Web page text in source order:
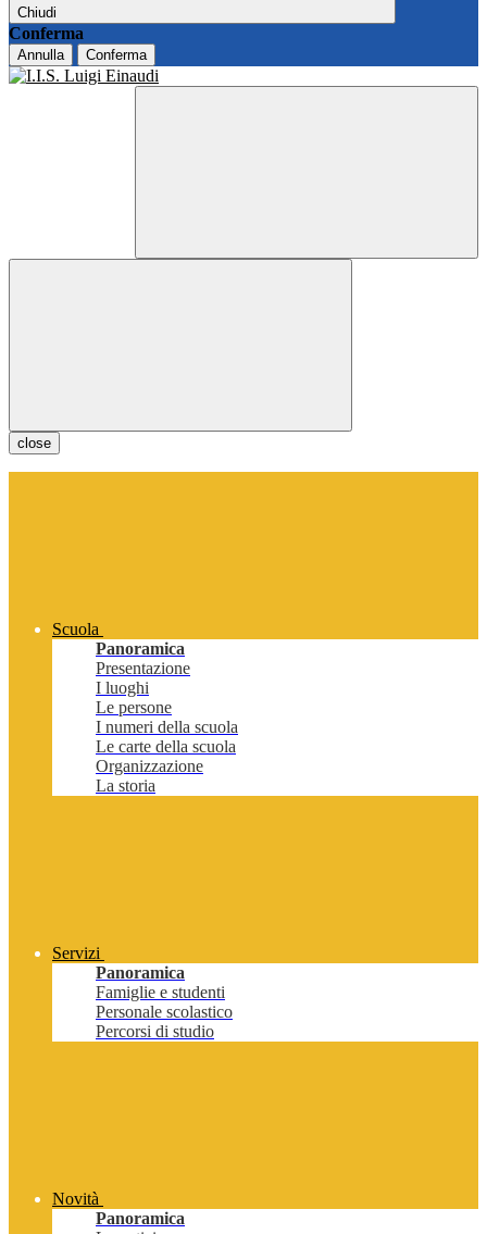
Chiudi
Conferma
Annulla Conferma
close
Scuola
Panoramica
Presentazione
I luoghi
Le persone
I numeri della scuola
Le carte della scuola
Organizzazione
La storia
Servizi
Panoramica
Famiglie e studenti
Personale scolastico
Percorsi di studio
Novità
Panoramica